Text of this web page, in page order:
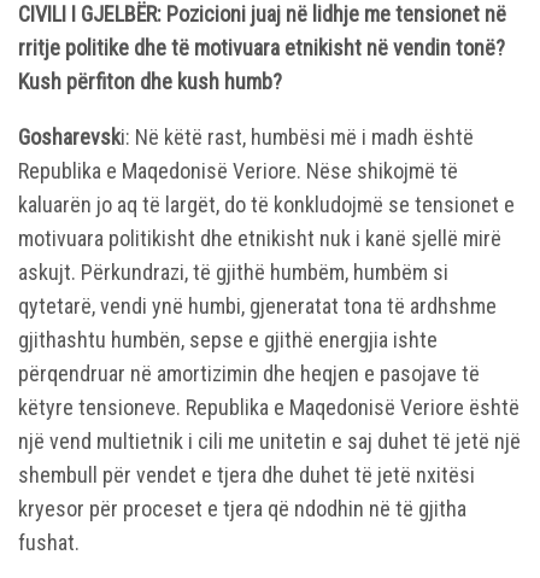
CIVILI I GJELBËR: Pozicioni juaj në lidhje me tensionet në
rritje politike dhe të motivuara etnikisht në vendin tonë?
Kush përfiton dhe kush humb?
Gosharevski: Në këtë rast, humbësi më i madh është
Republika e Maqedonisë Veriore. Nëse shikojmë të
kaluarën jo aq të largët, do të konkludojmë se tensionet e
motivuara politikisht dhe etnikisht nuk i kanë sjellë mirë
askujt. Përkundrazi, të gjithë humbëm, humbëm si
qytetarë, vendi ynë humbi, gjeneratat tona të ardhshme
gjithashtu humbën, sepse e gjithë energjia ishte
përqendruar në amortizimin dhe heqjen e pasojave të
këtyre tensioneve. Republika e Maqedonisë Veriore është
një vend multietnik i cili me unitetin e saj duhet të jetë një
shembull për vendet e tjera dhe duhet të jetë nxitësi
kryesor për proceset e tjera që ndodhin në të gjitha
fushat.